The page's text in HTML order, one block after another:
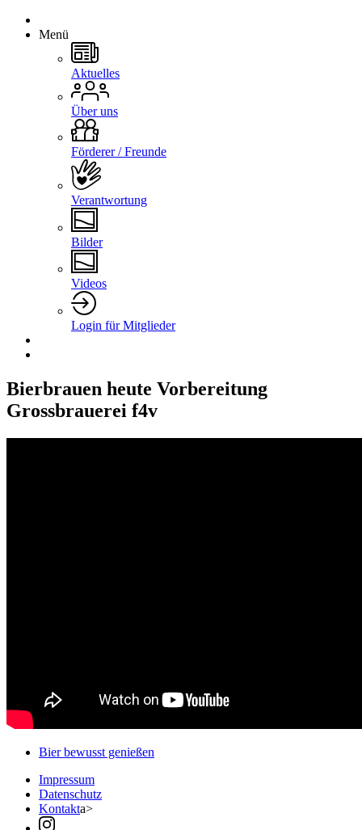
Menü
Aktuelles
Über uns
Förderer / Freunde
Verantwortung
Bilder
Videos
Login für Mitglieder
Bierbrauen heute Vorbereitung
Grossbrauerei f4v
Bier bewusst genießen
Impressum
Datenschutz
Kontakta>